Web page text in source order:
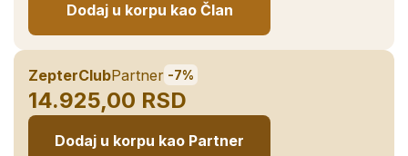
Dodaj u korpu kao Član
ZepterClubPartner -7%
14.925,00 RSD
Dodaj u korpu kao Partner